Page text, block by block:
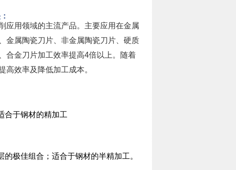
应用领域的主流产品。主要应用在金属
金属陶瓷刀片、非金属陶瓷刀片、硬质
合金刀片加工效率提高4倍以上。随着
高效率及降低加工成本。
合于钢材的精加工
的极佳组合；适合于钢材的半精加工。